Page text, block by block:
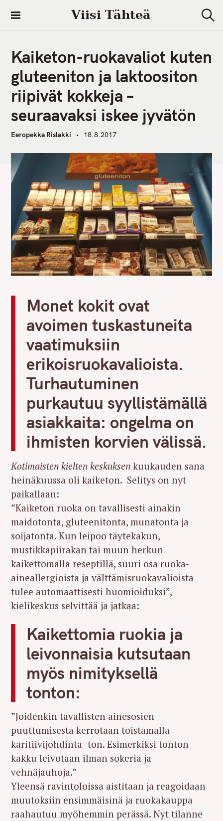
i
Viisi Tähteä
e
c
h
Kaiketon-ruokavaliot kuten
gluteeniton ja laktoositon
riipivät kokkeja –
seuraavaksi iskee jyvätön
Eeropekka Rislakki 18.8.2017
Monet kokit ovat
avoimen tuskastuneita
vaatimuksiin
erikoisruokavalioista.
Turhautuminen
purkautuu syyllistämällä
asiakkaita: ongelma on
ihmisten korvien välissä.
Kotimaisten kielten keskuksen kuukauden sana
heinäkuussa oli kaiketon. Selitys on nyt
paikallaan:
”Kaiketon ruoka on tavallisesti ainakin
maidotonta, gluteenitonta, munatonta ja
soijatonta. Kun leipoo täytekakun,
mustikkapiirakan tai muun herkun
kaikettomalla reseptillä, suuri osa ruoka-
aineallergioista ja välttämisruokavalioista
tulee automaattisesti huomioiduksi”,
kielikeskus selvittää ja jatkaa:
Kaikettomia ruokia ja
leivonnaisia kutsutaan
myös nimityksellä
tonton:
”Joidenkin tavallisten ainesosien
puuttumisesta kerrotaan toistamalla
karitiivijohdinta -ton. Esimerkiksi tonton-
kakku leivotaan ilman sokeria ja
vehnäjauhoja.”
Yleensä ravintoloissa aistitaan ja reagoidaan
muutoksiin ensimmäisinä ja ruokakauppa
raahautuu myöhemmin perässä. Nyt tilanne